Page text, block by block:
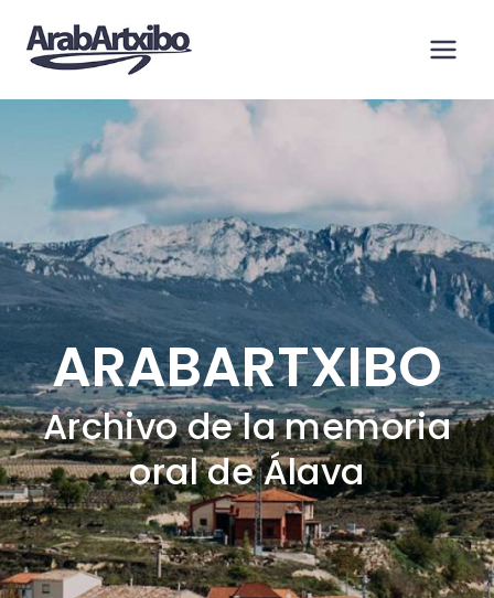
contenido
ARABARTXIBO
Archivo de la memoria
oral de Álava